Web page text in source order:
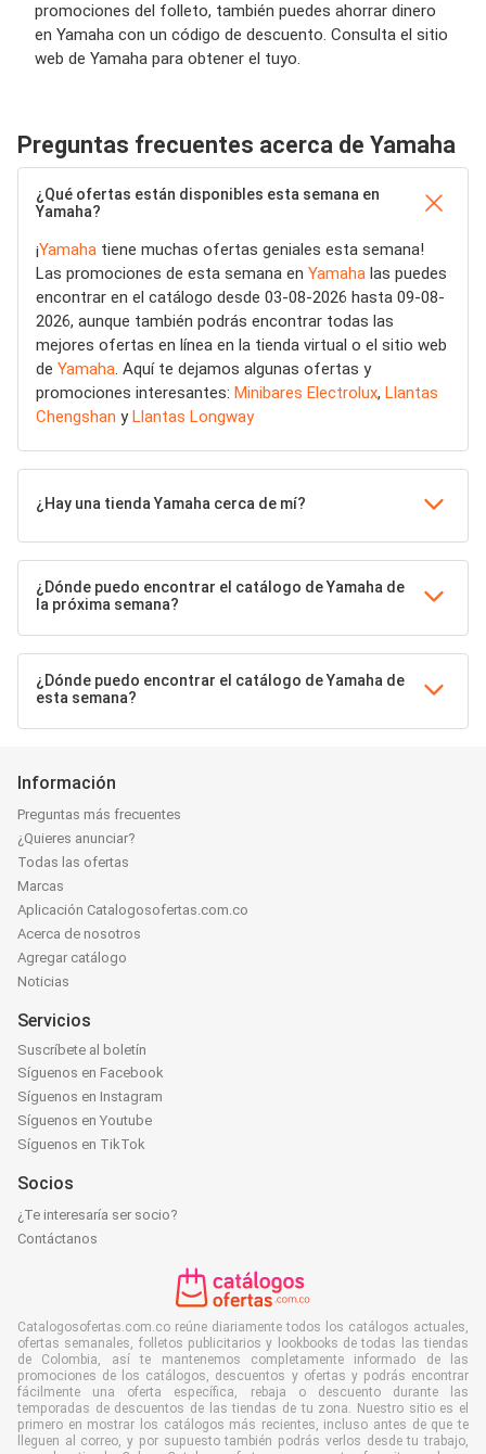
promociones del folleto, también puedes ahorrar dinero
en Yamaha con un código de descuento. Consulta el sitio
web de Yamaha para obtener el tuyo.
Preguntas frecuentes acerca de Yamaha
¿Qué ofertas están disponibles esta semana en
Yamaha?
¡Yamaha tiene muchas ofertas geniales esta semana!
Las promociones de esta semana en Yamaha las puedes
encontrar en el catálogo desde 03-08-2026 hasta 09-08-
2026, aunque también podrás encontrar todas las
mejores ofertas en línea en la tienda virtual o el sitio web
de Yamaha. Aquí te dejamos algunas ofertas y
promociones interesantes: Minibares Electrolux, Llantas
Chengshan yLlantas Longway
¿Hay una tienda Yamaha cerca de mí?
¿Dónde puedo encontrar el catálogo de Yamaha de
la próxima semana?
¿Dónde puedo encontrar el catálogo de Yamaha de
esta semana?
Información
Preguntas más frecuentes
¿Quieres anunciar?
Todas las ofertas
Marcas
Aplicación Catalogosofertas.com.co
Acerca de nosotros
Agregar catálogo
Noticias
Servicios
Suscríbete al boletín
Síguenos en Facebook
Síguenos en Instagram
Síguenos en Youtube
Síguenos en TikTok
Socios
¿Te interesaría ser socio?
Contáctanos
Catalogosofertas.com.co reúne diariamente todos los catálogos actuales,
ofertas semanales, folletos publicitarios y lookbooks de todas las tiendas
de Colombia, así te mantenemos completamente informado de las
promociones de los catálogos, descuentos y ofertas y podrás encontrar
fácilmente una oferta específica, rebaja o descuento durante las
temporadas de descuentos de las tiendas de tu zona. Nuestro sitio es el
primero en mostrar los catálogos más recientes, incluso antes de que te
lleguen al correo, y por supuesto también podrás verlos desde tu trabajo,